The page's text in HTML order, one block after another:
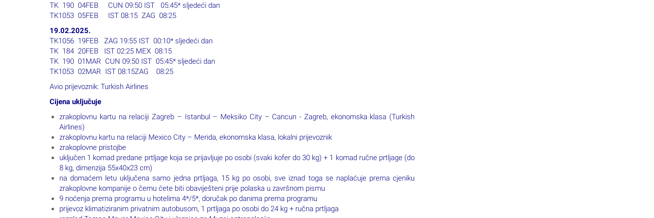
TK1056 19FEB ZAG 19:55 IST 00:10* sljedeći dan
TK 184 20FEB IST 02:25 MEX 08:15
TK 190 01MAR CUN 09:50 IST 05:45* sljedeći dan
TK1053 02MAR IST 08:15ZAG 08:25
Avio prijevoznik: Turkish Airlines
Cijena uključuje
zrakoplovnu kartu na relaciji Zagreb – Istanbul – Meksiko City – Cancun - Zagreb, ekonomska klasa (Turkish
zrakoplovnu kartu na relaciji Mexico City – Merida, ekonomska klasa, lokalni prijevoznik
zrakoplovne pristojbe
uključen 1 komad predane prtljage koja se prijavljuje po osobi (svaki kofer do 30 kg) + 1 komad ručne prtljage (do
8 kg, dimenzija 55x40x23 cm)
na domaćem letu uključena samo jedna prtljaga, 15 kg po osobi, sve iznad toga se naplaćuje prema cjeniku
zrakoplovne kompanije o čemu ćete biti obaviješteni prije polaska u završnom pismu
9 noćenja prema programu u hotelima 4*/5*, doručak po danima prema programu
prijevoz klimatiziranim privatnim autobusom, 1 prtljaga po osobi do 24 kg + ručna prtljaga
razgled Tempo Mayor Mexico City i ulaznica za Muzej antropologije
izlet u Xochimilco, ulaznica za muzej Frida Casa Azul i razgled Coyoacan-a, Mexico city
izlet i ulaznica u Teotihuacan, posjet Bazilici de Guadalupe, Mexico City